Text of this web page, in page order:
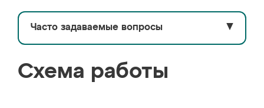
Часто задаваемые вопросы ▼
Схема работы